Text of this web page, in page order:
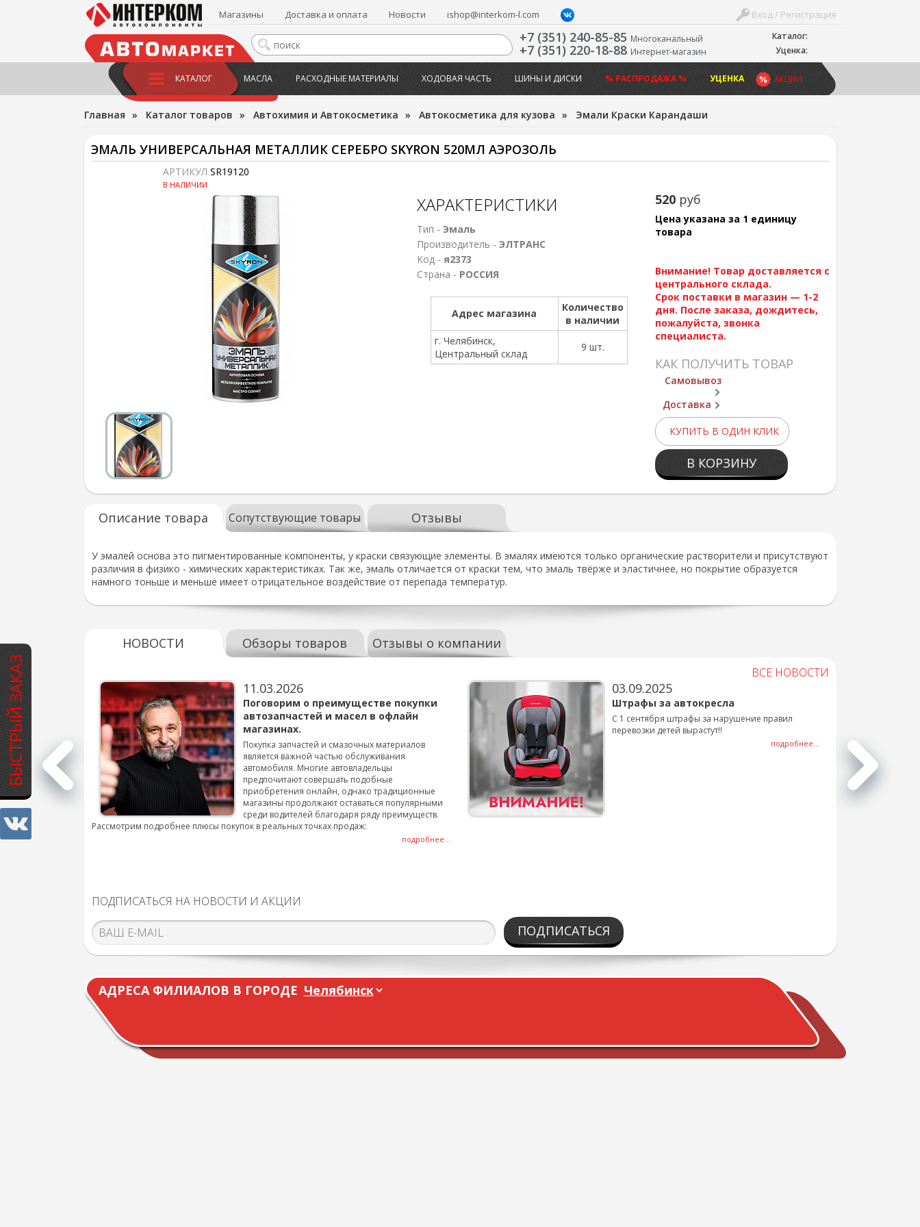
БЫСТРЫЙ ЗАКАЗ
Каталог:
Уценка:
Вход / Регистрация
Магазины Доставка и оплата Новости ishop@interkom-l.com
+7 (351) 240-85-85 Многоканальный
+7 (351) 220-18-88 Интернет-магазин
АКЦИИ
КАТАЛОГ МАСЛА РАСХОДНЫЕ МАТЕРИАЛЫ ХОДОВАЯ ЧАСТЬ ШИНЫ И ДИСКИ % РАСПРОДАЖА % УЦЕНКА
Главная » Каталог товаров » Автохимия и Автокосметика » Автокосметика для кузова » Эмали Краски Карандаши
ЭМАЛЬ УНИВЕРСАЛЬНАЯ МЕТАЛЛИК СЕРЕБРО SKYRON 520МЛ АЭРОЗОЛЬ
АРТИКУЛ SR19120
В НАЛИЧИИ
520 руб
Цена указана за 1 единицу
товара
Внимание! Товар доставляется с
центрального склада.
Срок поставки в магазин — 1-2
дня. После заказа, дождитесь,
пожалуйста, звонка
специалиста.
КАК ПОЛУЧИТЬ ТОВАР
Самовывоз
Доставка
КУПИТЬ В ОДИН КЛИК
В КОРЗИНУ
ХАРАКТЕРИСТИКИ
Тип - Эмаль
Производитель - ЭЛТРАНС
Код - я2373
Страна - РОССИЯ
Адрес магазина
Количество
в наличии
г. Челябинск,
Центральный склад
9 шт.
Описание товара Сопутствующие товары Отзывы
У эмалей основа это пигментированные компоненты, у краски связующие элементы. В эмалях имеются только органические растворители и присутствуют
различия в физико - химических характеристиках. Так же, эмаль отличается от краски тем, что эмаль твёрже и эластичнее, но покрытие образуется
намного тоньше и меньше имеет отрицательное воздействие от перепада температур.
НОВОСТИ Обзоры товаров Отзывы о компании
ВСЕ НОВОСТИ
для
смены шин на
подробнее...
11.03.2026
Поговорим о преимуществе покупки
автозапчастей и масел в офлайн
магазинах.
Покупка запчастей и смазочных материалов
является важной частью обслуживания
автомобиля. Многие автовладельцы
предпочитают совершать подобные
приобретения онлайн, однако традиционные
магазины продолжают оставаться популярными
среди водителей благодаря ряду преимуществ.
Рассмотрим подробнее плюсы покупок в реальных точках продаж:
подробнее...
03.09.2025
Штрафы за автокресла
С 1 сентября штрафы за нарушение правил
перевозки детей вырастут!!
подробнее...
ПОДПИСАТЬСЯ НА НОВОСТИ И АКЦИИ
ПОДПИСАТЬСЯ
АДРЕСА ФИЛИАЛОВ В ГОРОДЕ